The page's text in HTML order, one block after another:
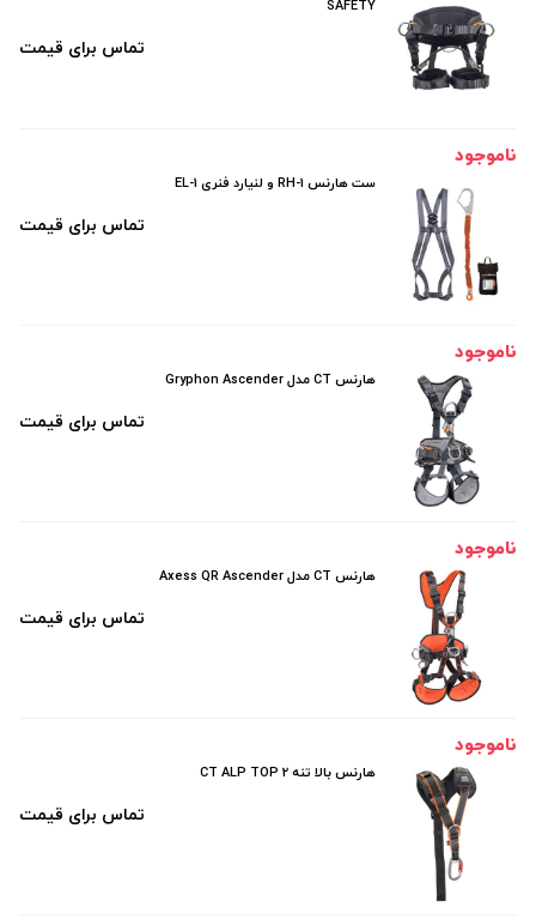
SAFETY
تماس برای قیمت
ناموجود
ست هارنس RH-1 و لنیارد فنری EL-1
تماس برای قیمت
ناموجود
هارنس CT مدل Gryphon Ascender
تماس برای قیمت
ناموجود
هارنس CT مدل Axess QR Ascender
تماس برای قیمت
ناموجود
هارنس بالا تنه CT ALP TOP 2
تماس برای قیمت